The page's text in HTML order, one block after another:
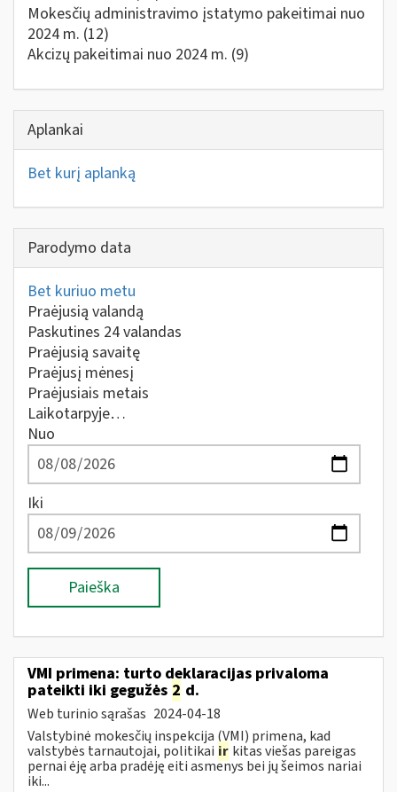
Mokesčių administravimo įstatymo pakeitimai nuo
2024 m. (12)
Akcizų pakeitimai nuo 2024 m. (9)
Aplankai
Bet kurį aplanką
Parodymo data
Bet kuriuo metu
Praėjusią valandą
Paskutines 24 valandas
Praėjusią savaitę
Praėjusį mėnesį
Praėjusiais metais
Laikotarpyje…
Nuo
Iki
Paieška
VMI primena: turto deklaracijas privaloma
pateikti iki gegužės 2 d.
Web turinio sąrašas 2024-04-18
Valstybinė mokesčių inspekcija (VMI) primena, kad
valstybės tarnautojai, politikai ir kitas viešas pareigas
pernai ėję arba pradėję eiti asmenys bei jų šeimos nariai
iki...